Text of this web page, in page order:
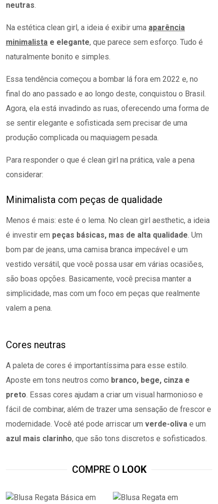
neutras.
Na estética clean girl, a ideia é exibir uma aparência
minimalista e elegante, que parece sem esforço. Tudo é
naturalmente bonito e simples.
Essa tendência começou a bombar lá fora em 2022 e, no
final do ano passado e ao longo deste, conquistou o Brasil.
Agora, ela está invadindo as ruas, oferecendo uma forma de
se sentir elegante e sofisticada sem precisar de uma
produção complicada ou maquiagem pesada.
Para responder o que é clean girl na prática, vale a pena
considerar:
Minimalista com peças de qualidade
Menos é mais: este é o lema. No clean girl aesthetic, a ideia
é investir em peças básicas, mas de alta qualidade. Um
bom par de jeans, uma camisa branca impecável e um
vestido versátil, que você possa usar em várias ocasiões,
são boas opções. Basicamente, você precisa manter a
simplicidade, mas com um foco em peças que realmente
valem a pena.
Cores neutras
A paleta de cores é importantíssima para esse estilo.
Aposte em tons neutros como branco, bege, cinza e
preto. Essas cores ajudam a criar um visual harmonioso e
fácil de combinar, além de trazer uma sensação de frescor e
modernidade. Você até pode arriscar um verde-oliva e um
azul mais clarinho, que são tons discretos e sofisticados.
COMPRE O LOOK